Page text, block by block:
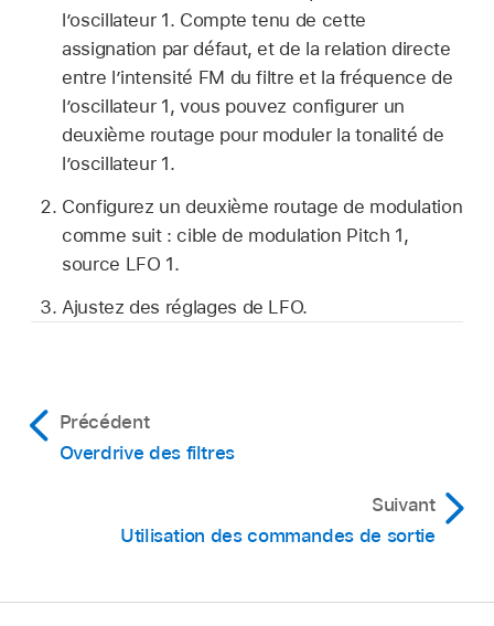
l’oscillateur 1. Compte tenu de cette
assignation par défaut, et de la relation directe
entre l’intensité FM du filtre et la fréquence de
l’oscillateur 1, vous pouvez configurer un
deuxième routage pour moduler la tonalité de
l’oscillateur 1.
Configurez un deuxième routage de modulation
comme suit : cible de modulation Pitch 1,
source LFO 1.
Ajustez des réglages de LFO.
Précédent
Overdrive des filtres
Suivant
Utilisation des commandes de sortie